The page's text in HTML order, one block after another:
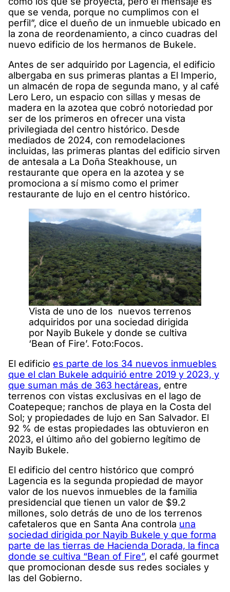
que se venda, porque no cumplimos con el
perfil”, dice el dueño de un inmueble ubicado en
la zona de reordenamiento, a cinco cuadras del
nuevo edificio de los hermanos de Bukele.
Antes de ser adquirido por Lagencia, el edificio
albergaba en sus primeras plantas a El Imperio,
un almacén de ropa de segunda mano, y al café
Lero Lero, un espacio con sillas y mesas de
madera en la azotea que cobró notoriedad por
ser de los primeros en ofrecer una vista
privilegiada del centro histórico. Desde
mediados de 2024, con remodelaciones
incluidas, las primeras plantas del edificio sirven
de antesala a La Doña Steakhouse, un
restaurante que opera en la azotea y se
promociona a sí mismo como el primer
restaurante de lujo en el centro histórico.
Vista de uno de los nuevos terrenos
adquiridos por una sociedad dirigida
por Nayib Bukele y donde se cultiva
‘Bean of Fire’. Foto:Focos.
El edificio es parte de los 34 nuevos inmuebles
que el clan Bukele adquirió entre 2019 y 2023, y
que suman más de 363 hectáreas, entre
terrenos con vistas exclusivas en el lago de
Coatepeque; ranchos de playa en la Costa del
Sol; y propiedades de lujo en San Salvador. El
92 % de estas propiedades las obtuvieron en
2023, el último año del gobierno legítimo de
Nayib Bukele.
El edificio del centro histórico que compró
Lagencia es la segunda propiedad de mayor
valor de los nuevos inmuebles de la familia
presidencial que tienen un valor de $9.2
millones, solo detrás de uno de los terrenos
cafetaleros que en Santa Ana controla una
sociedad dirigida por Nayib Bukele y que forma
parte de las tierras de Hacienda Dorada, la finca
donde se cultiva “Bean of Fire”, el café gourmet
que promocionan desde sus redes sociales y
las del Gobierno.